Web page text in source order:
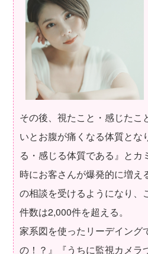
その後、視たこと・感じたこ
いとお腹が痛くなる体質とな
る・感じる体質である』とカ
時にお客さんが爆発的に増え
の相談を受けるようになり、
件数は2,000件を超える。
家系図を使ったリーデイング
の！？』『うちに監視カメラ